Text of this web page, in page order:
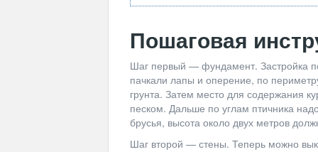
Пошаговая
Шаг первый — фундамент. Застройка
пачкали лапы и оперение, по
грунта. Затем место для содержания
песком. Дальше по углам птичника
брусья, высота около двух метров
Шаг второй — стены. Теперь можно